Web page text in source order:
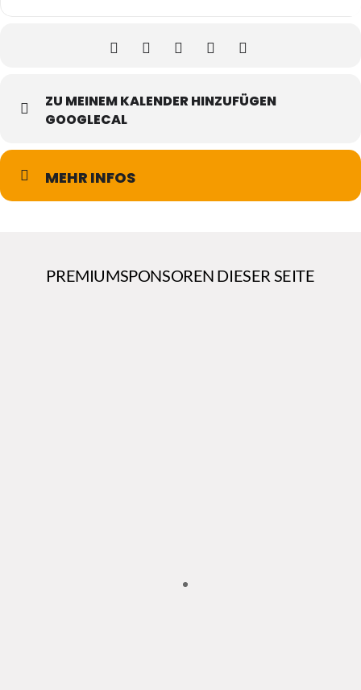
ZU MEINEM KALENDER HINZUFÜGEN
GOOGLECAL
MEHR INFOS
PREMIUMSPONSOREN DIESER SEITE